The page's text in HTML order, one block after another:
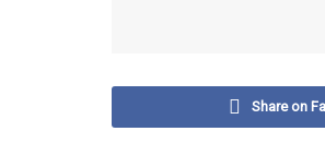
Share on